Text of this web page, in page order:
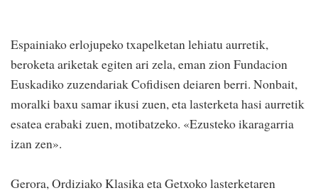
Espainiako erlojupeko txapelketan lehiatu aurretik,
beroketa ariketak egiten ari zela, eman zion Fundacion
Euskadiko zuzendariak Cofidisen deiaren berri. Nonbait,
moralki baxu samar ikusi zuen, eta lasterketa hasi aurretik
esatea erabaki zuen, motibatzeko. «Ezusteko ikaragarria
izan zen».
Gerora, Ordiziako Klasika eta Getxoko lasterketaren